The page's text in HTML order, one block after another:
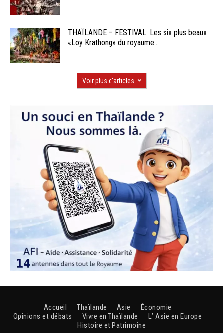
THAÏLANDE – FESTIVAL: Les six plus beaux
«Loy Krathong» du royaume...
Voir plus d'articles
Accueil Thaïlande Asie
Économie
Opinions et débats
Vivre en Thaïlande
L’ Asie en Europe
Histoire et Patrimoine